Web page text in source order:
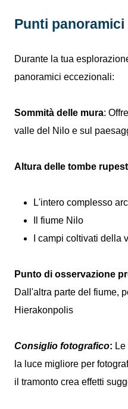
Punti panoramici
Durante la tua
panoramici eccezionali:
Sommità delle mura:
valle del Nilo e sul
Altura delle tombe
L'intero complesso
Il fiume Nilo
I campi coltivati della
Punto di osservazione
Dall'altra parte del fiume,
Hierakonpolis
Consiglio fotografico:
la luce migliore per
il tramonto crea effetti